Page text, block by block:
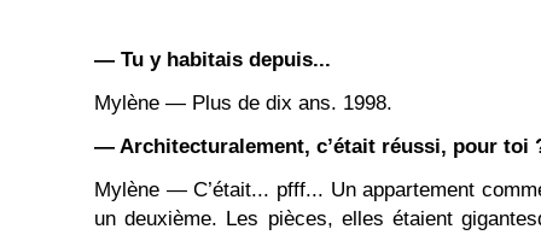
— Tu y habitais depuis...
Mylène — Plus de dix ans. 1998.
— Architecturalement, c’était réussi, pour toi
Mylène — C’était... pfff... Un appartement
un deuxième. Les pièces, elles étaient